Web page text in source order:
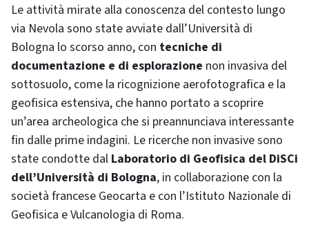
Le attività mirate alla conoscenza del contesto lungo
via Nevola sono state avviate dall’Università di
Bologna lo scorso anno, con tecniche di
documentazione e di esplorazione non invasiva del
sottosuolo, come la ricognizione aerofotografica e la
geofisica estensiva, che hanno portato a scoprire
un’area archeologica che si preannunciava interessante
fin dalle prime indagini. Le ricerche non invasive sono
state condotte dal Laboratorio di Geofisica del DiSCi
dell’Università di Bologna, in collaborazione con la
società francese Geocarta e con l’Istituto Nazionale di
Geofisica e Vulcanologia di Roma.